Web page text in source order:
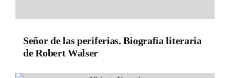
Señor de las periferias. Biografía literaria
de Robert Walser